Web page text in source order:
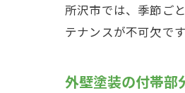
所沢市では、季節ご
テナンスが不可欠です
外壁塗装の付帯部